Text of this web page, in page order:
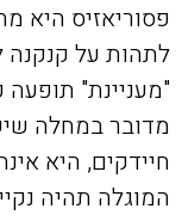
פסוריאזיס היא
לתהות על
"מעניינת"
מדובר במחלה
חיידקים, היא
המוגלה תהיה